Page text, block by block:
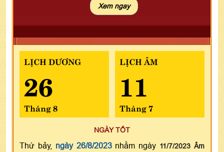
LỊCH DƯƠNG
26
Tháng 8
LỊCH ÂM
11
Tháng 7
NGÀY TỐT
Thứ bảy, ngày 26/8/2023nhằm ngày 11/7/2023 Âm